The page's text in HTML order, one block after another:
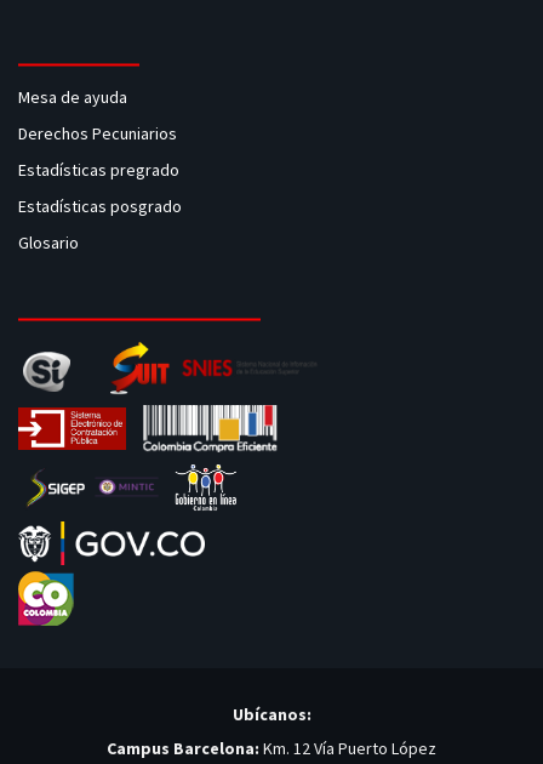
Mesa de ayuda
Derechos Pecuniarios
Estadísticas pregrado
Estadísticas posgrado
Glosario
Ubícanos:
Campus Barcelona: Km. 12 Vía Puerto López